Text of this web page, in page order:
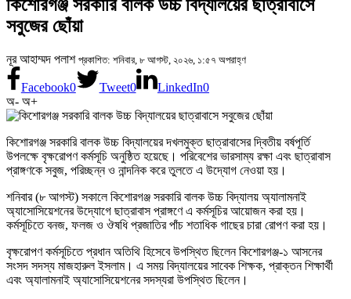
কিশোরগঞ্জ সরকারি বালক উচ্চ বিদ্যালয়ের ছাত্রাবাসে
সবুজের ছোঁয়া
নূর আহাম্মদ পলাশ প্রকাশিত: শনিবার, ৮ আগস্ট, ২০২৬, ১:৫৭ অপরাহ্ণ
Facebook0 Tweet0 LinkedIn0
অ- অ+
কিশোরগঞ্জ সরকারি বালক উচ্চ বিদ্যালয়ের দখলমুক্ত ছাত্রাবাসের দ্বিতীয় বর্ষপূর্তি
উপলক্ষে বৃক্ষরোপণ কর্মসূচি অনুষ্ঠিত হয়েছে। পরিবেশের ভারসাম্য রক্ষা এবং ছাত্রাবাস
প্রাঙ্গণকে সবুজ, পরিচ্ছন্ন ও নান্দনিক করে তুলতে এ উদ্যোগ নেওয়া হয়।
শনিবার (৮ আগস্ট) সকালে কিশোরগঞ্জ সরকারি বালক উচ্চ বিদ্যালয় অ্যালামনাই
অ্যাসোসিয়েশনের উদ্যোগে ছাত্রাবাস প্রাঙ্গণে এ কর্মসূচির আয়োজন করা হয়।
কর্মসূচিতে বনজ, ফলজ ও ঔষধি প্রজাতির পাঁচ শতাধিক গাছের চারা রোপণ করা হয়।
বৃক্ষরোপণ কর্মসূচিতে প্রধান অতিথি হিসেবে উপস্থিত ছিলেন কিশোরগঞ্জ-১ আসনের
সংসদ সদস্য মাজহারুল ইসলাম। এ সময় বিদ্যালয়ের সাবেক শিক্ষক, প্রাক্তন শিক্ষার্থী
এবং অ্যালামনাই অ্যাসোসিয়েশনের সদস্যরা উপস্থিত ছিলেন।